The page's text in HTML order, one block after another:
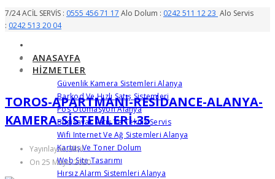
7/24 ACİL SERVİS : 0555 456 71 17 Alo Dolum : 0242 511 12 23 Alo Servis
: 0242 513 20 04
ANASAYFA
HIZMETLER
Güvenlik Kamera Sistemleri Alanya
Barkod Ve Hızlı Satış Sistemleri
Pos Otomasyon Alanya
Bilgisayar Satış Ve Teknik Servis
Wifi Internet Ve Ağ Sistemleri Alanya
Kartuş Ve Toner Dolum
Web Site Tasarımı
Hırsız Alarm Sistemleri Alanya
TOROS-APARTMANI-RESIDANCE-ALANYA-
KAMERA-SISTEMLERI-35
Yayınlayan Albil
On 25 Mayıs 2020